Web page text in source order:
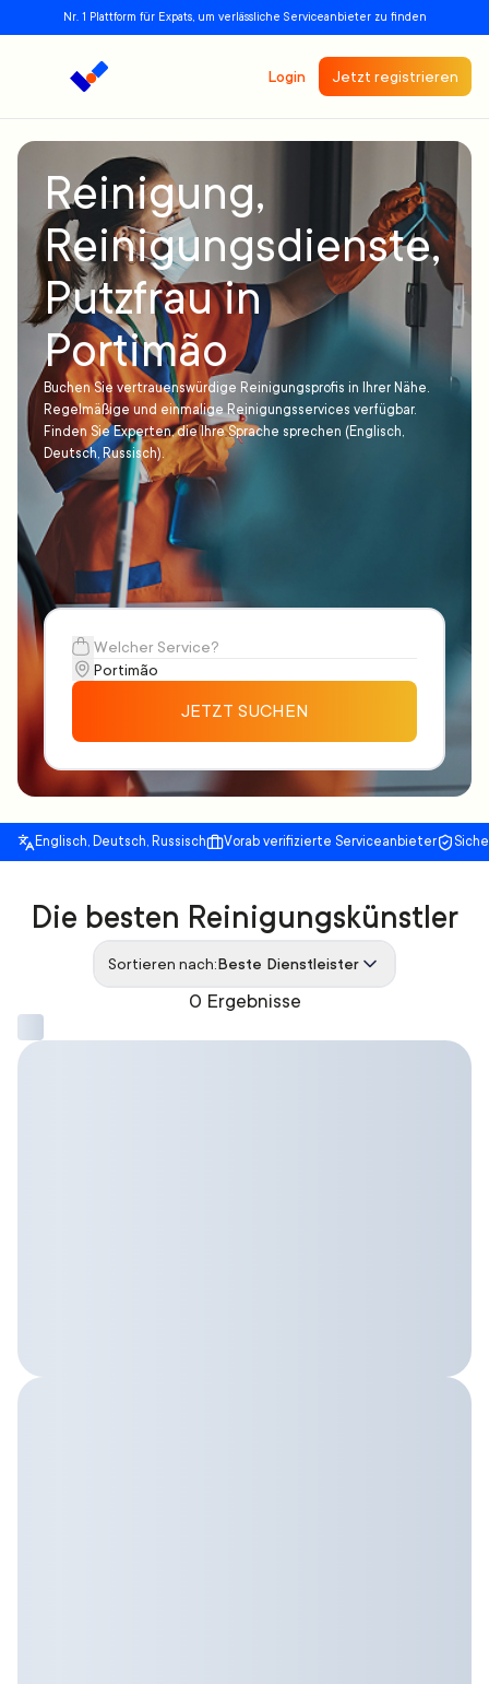
Nr. 1 Plattform für Expats, um verlässliche Serviceanbieter zu finden
Login Jetzt registrieren
Reinigung,
Reinigungsdienste,
Putzfrau in
Portimão
Buchen Sie vertrauenswürdige Reinigungsprofis in Ihrer Nähe.
Regelmäßige und einmalige Reinigungsservices verfügbar.
Finden Sie Experten, die Ihre Sprache sprechen (Englisch,
Deutsch, Russisch).
JETZT SUCHEN
Englisch, Deutsch, Russisch Vorab verifizierte Serviceanbieter
0 Ergebnisse
Die besten Reinigungskünstler
Sortieren nach:Beste Dienstleister